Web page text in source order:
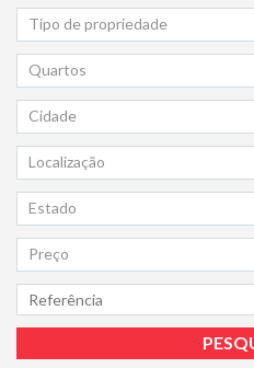
Tipo de propriedade
Quartos
Cidade
Localização
Estado
Preço